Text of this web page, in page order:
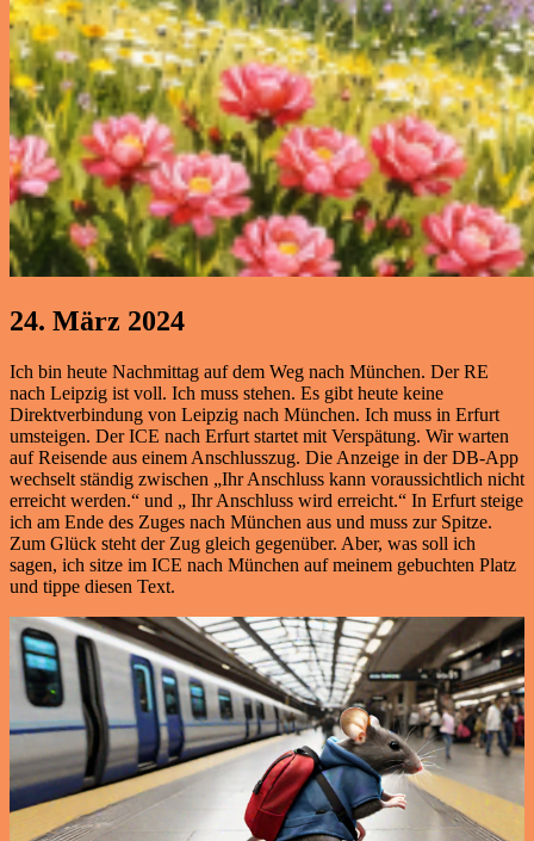
24. März 2024
Ich bin heute Nachmittag auf dem Weg nach München. Der RE
nach Leipzig ist voll. Ich muss stehen. Es gibt heute keine
Direktverbindung von Leipzig nach München. Ich muss in Erfurt
umsteigen. Der ICE nach Erfurt startet mit Verspätung. Wir warten
auf Reisende aus einem Anschlusszug. Die Anzeige in der DB-App
wechselt ständig zwischen „Ihr Anschluss kann voraussichtlich nicht
erreicht werden.“ und „ Ihr Anschluss wird erreicht.“ In Erfurt steige
ich am Ende des Zuges nach München aus und muss zur Spitze.
Zum Glück steht der Zug gleich gegenüber. Aber, was soll ich
sagen, ich sitze im ICE nach München auf meinem gebuchten Platz
und tippe diesen Text.